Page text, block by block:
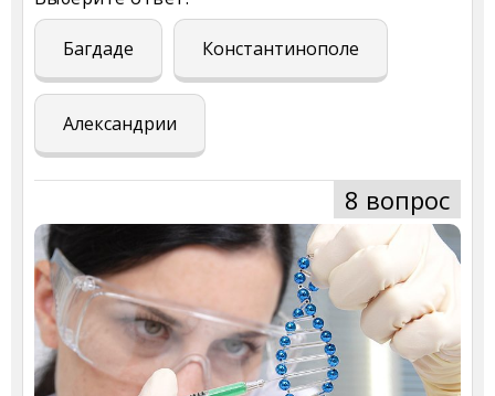
Багдаде Константинополе
Александрии
8 вопрос